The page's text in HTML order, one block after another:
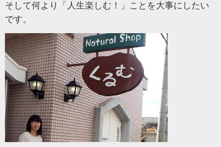
そして何より「人生楽しむ！」ことを大事にしたい
です。